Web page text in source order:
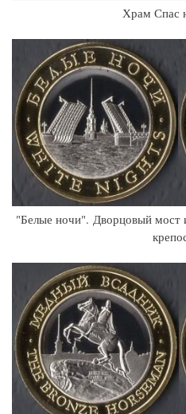
Храм Спас
"Белые ночи". Дворцовый мост